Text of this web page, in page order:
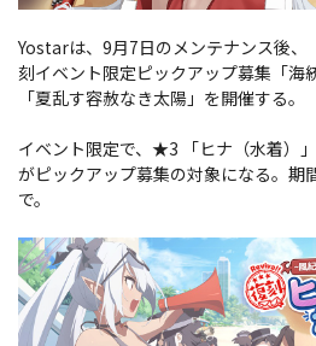
Yostarは、9月7日のメンテナンス後、
刻イベント限定ピックアップ募集「海
「夏乱す容赦なき太陽」を開催する。
イベント限定で、★3 「ヒナ（水着）
がピックアップ募集の対象になる。期
で。